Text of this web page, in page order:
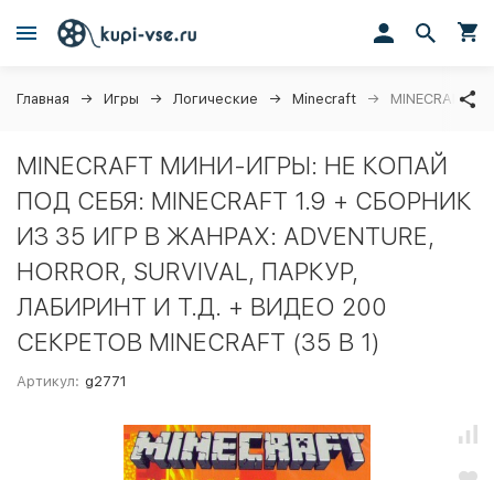
Главная Игры Логические Minecraft MINECRAFT
MINECRAFT МИНИ-ИГРЫ: НЕ КОПАЙ
ПОД СЕБЯ: MINECRAFT 1.9 + СБОРНИК
ИЗ 35 ИГР В ЖАНРАХ: ADVENTURE,
HORROR, SURVIVAL, ПАРКУР,
ЛАБИРИНТ И Т.Д. + ВИДЕО 200
СЕКРЕТОВ MINECRAFT (35 В 1)
Артикул: g2771